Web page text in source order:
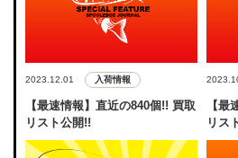
2023.12.01 入荷情報
【最速情報】直近の840個!! 買取
リスト公開!!
【
リス